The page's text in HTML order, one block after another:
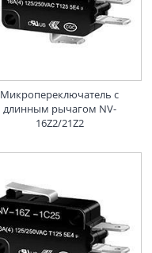
Микропереключатель с
длинным рычагом NV-
16Z2/21Z2